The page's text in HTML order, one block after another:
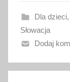
n
o
1
m
Dla dzieci,
Słowacja
Dodaj